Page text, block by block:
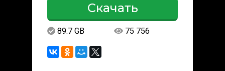
Скачать
89.7 GB 75 756